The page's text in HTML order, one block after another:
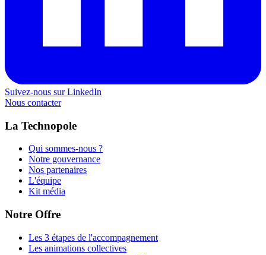
Suivez-nous sur LinkedIn
Nous contacter
La Technopole
Qui sommes-nous ?
Notre gouvernance
Nos partenaires
L'équipe
Kit média
Notre Offre
Les 3 étapes de l'accompagnement
Les animations collectives